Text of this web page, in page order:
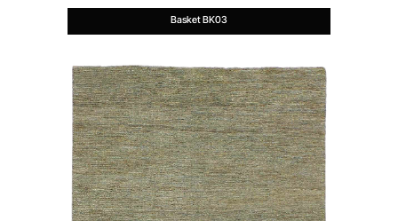
Basket BK03